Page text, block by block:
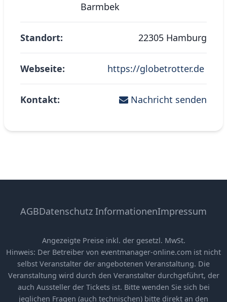
Barmbek
Standort: 22305 Hamburg
Webseite: https://globetrotter.de
Kontakt: Nachricht senden
AGBDatenschutz InformationenImpressum
Angezeigte Preise inkl. der gesetzl. MwSt.
Hinweis: Der Betreiber von eventmanager-online.com ist nicht
selbst Veranstalter der angebotenen Veranstaltung. Die
Veranstaltung wird durch den Veranstalter durchgeführt, der
auch Aussteller der Tickets ist. Bitte wenden Sie sich bei
jeglichen Fragen (auch technischen) bitte direkt an den